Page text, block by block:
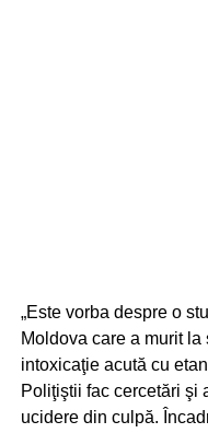
„Este vorba despre o
Moldova care a murit
intoxicaţie acută cu
Poliţiştii fac cercetări şi
ucidere din culpă.